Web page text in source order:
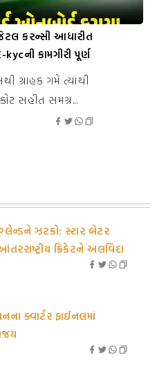
કરન્સી આધારીત
કામગીરી પૂર્ણ
ગ્રાહક ગમે ત્યાંથી
સહીત સમગ્ર...
ઝટકો: સ્ટાર બેટર
ક્રિકેટને અલવિદા
ક્વાર્ટર ફાઈનલમાં